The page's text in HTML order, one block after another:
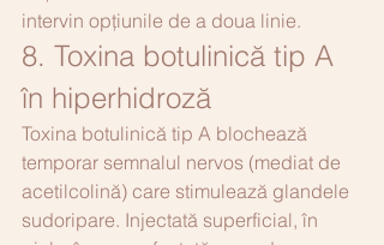
intervin opțiunile de a doua linie.
8. Toxina botulinică tip A
în hiperhidroză
Toxina botulinică tip A blochează
temporar semnalul nervos (mediat de
acetilcolină) care stimulează glandele
sudoripare. Injectată superficial, în